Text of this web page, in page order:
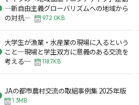
―新自由主義グローバリズムへの地域から
の対抗―
972.0KB
大学生が漁業・水産業の現場に入るという
こと─現場と学生双方に意義のある交流を
考える─
118.7KB
JAの都市農村交流の取組事例集 2025年版
1.3MB